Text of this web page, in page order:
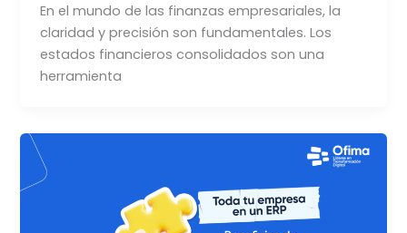
En el mundo de las finanzas empresariales, la
claridad y precisión son fundamentales. Los
estados financieros consolidados son una
herramienta